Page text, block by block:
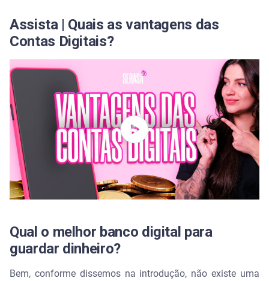
Assista | Quais as vantagens das
Contas Digitais?
Qual o melhor banco digital para
guardar dinheiro?
Bem, conforme dissemos na introdução, não existe uma